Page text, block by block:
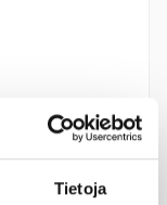
Tietoja
alk. 654 €/kk